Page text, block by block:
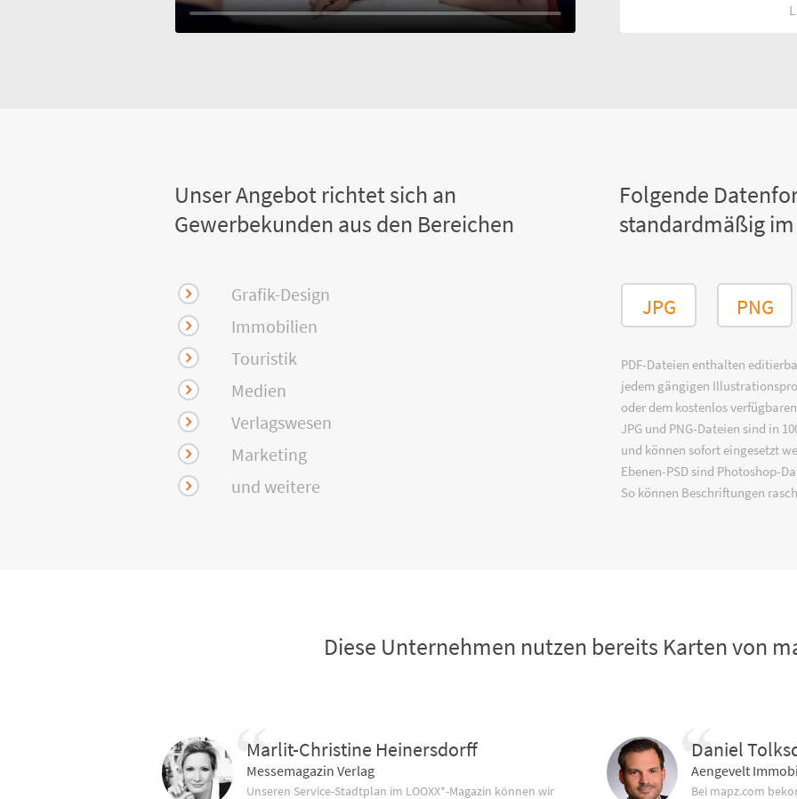
Unser Angebot richtet sich an
Gewerbekunden aus den Bereichen
Grafik-Design
Immobilien
Touristik
Medien
Verlagswesen
Marketing
und weitere
Folgende
standardmäßig
JPG PNG
PDF-Dateien enthalten
jedem gängigen
oder dem kostenlos verfügbaren
JPG und PNG-Dateien sind in
und können sofort eingesetzt
Ebenen-PSD sind Photoshop-
So können Beschriftungen
Diese Unternehmen nutzen bereits Karten von
Marlit-Christine Heinersdorff
Messemagazin Verlag
Unseren Service-Stadtplan im LOOXX*-Magazin können wir
Daniel
Aengevelt
Bei mapz.com